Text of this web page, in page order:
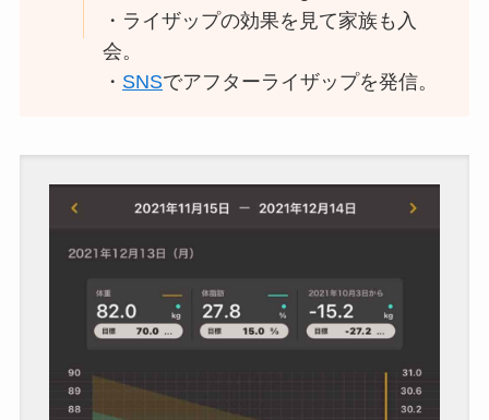
・ライザップの効果を見て家族も入
会。
・ SNSでアフターライザップを発信。